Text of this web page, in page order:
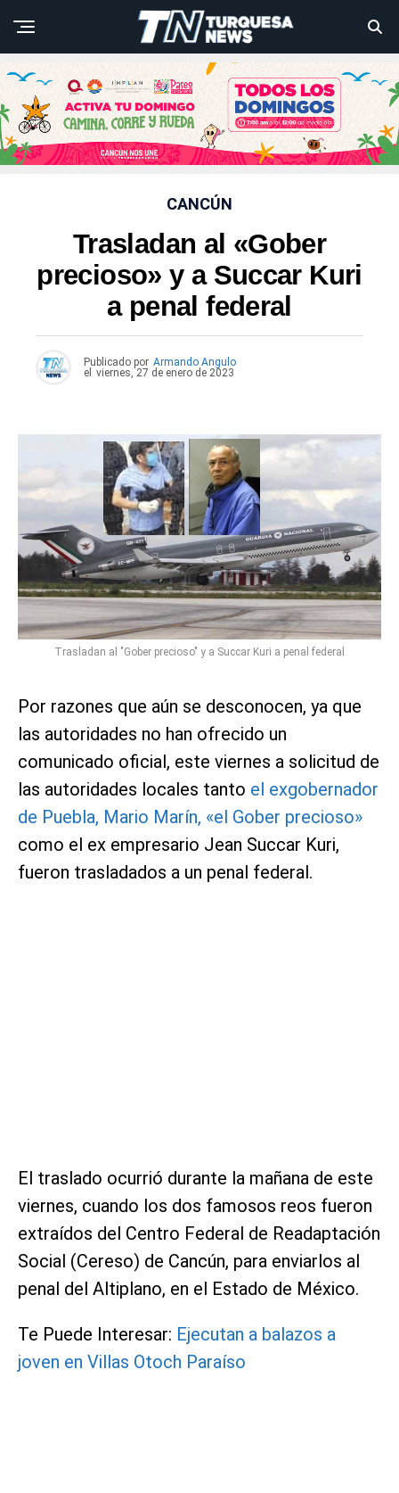
CANCÚN
Trasladan al «Gober
precioso» y a Succar Kuri
a penal federal
Publicado por Armando Angulo
el viernes, 27 de enero de 2023
Trasladan al "Gober precioso" y a Succar Kuri a penal federal
Por razones que aún se desconocen, ya que
las autoridades no han ofrecido un
comunicado oficial, este viernes a solicitud de
las autoridades locales tanto el exgobernador
de Puebla, Mario Marín, «el Gober precioso»
como el ex empresario Jean Succar Kuri,
fueron trasladados a un penal federal.
El traslado ocurrió durante la mañana de este
viernes, cuando los dos famosos reos fueron
extraídos del Centro Federal de Readaptación
Social (Cereso) de Cancún, para enviarlos al
penal del Altiplano, en el Estado de México.
Te Puede Interesar: Ejecutan a balazos a
joven en Villas Otoch Paraíso